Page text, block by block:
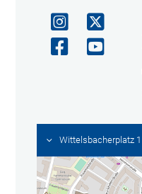
Wittelsbacherplatz 1